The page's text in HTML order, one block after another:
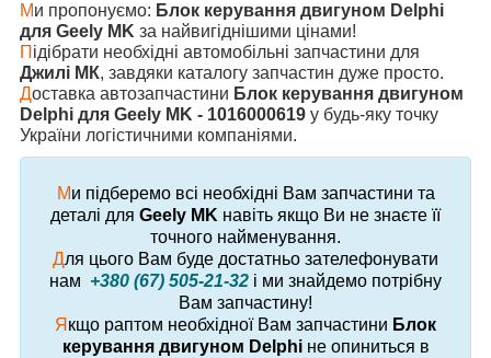
Ми пропонуємо: Блок керування двигуном Delphi
для Geely MK за найвигіднішими цінами!
П ідібрати необхідні автомобільні запчастини для
Джилі МК, завдяки каталогу запчастин дуже просто.
Доставка автозапчастини Блок керування двигуном
Delphi для Geely MK - 1016000619 у будь-яку точку
України логістичними компаніями.
Ми підберемо всі необхідні Вам запчастини та
деталі для Geely MK навіть якщо Ви не знаєте її
точного найменування.
Для цього Вам буде достатньо зателефонувати
нам +380 (67) 505-21-32 і ми знайдемо потрібну
Вам запчастину!
Я кщо раптом необхідної Вам запчастини Блок
керування двигуном Delphiне опиниться в